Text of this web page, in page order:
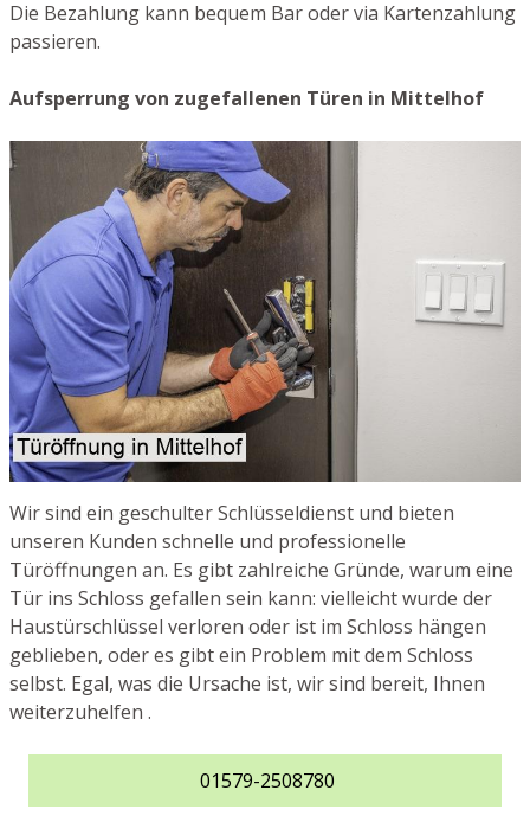
Die Bezahlung kann bequem Bar oder via Kartenzahlung
passieren.
Aufsperrung von zugefallenen Türen in Mittelhof
Wir sind ein geschulter Schlüsseldienst und bieten
unseren Kunden schnelle und professionelle
Türöffnungen an. Es gibt zahlreiche Gründe, warum eine
Tür ins Schloss gefallen sein kann: vielleicht wurde der
Haustürschlüssel verloren oder ist im Schloss hängen
geblieben, oder es gibt ein Problem mit dem Schloss
selbst. Egal, was die Ursache ist, wir sind bereit, Ihnen
weiterzuhelfen .
01579-2508780